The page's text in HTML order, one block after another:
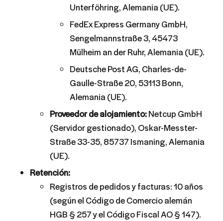
Unterföhring, Alemania (UE).
FedEx Express Germany GmbH,
Sengelmannstraße 3, 45473
Mülheim an der Ruhr, Alemania (UE).
Deutsche Post AG, Charles-de-
Gaulle-Straße 20, 53113 Bonn,
Alemania (UE).
Proveedor de alojamiento:Netcup GmbH
(Servidor gestionado), Oskar-Messter-
Straße 33-35, 85737 Ismaning, Alemania
(UE).
Retención:
Registros de pedidos y facturas: 10 años
(según el Código de Comercio alemán
HGB § 257 y el Código Fiscal AO § 147).